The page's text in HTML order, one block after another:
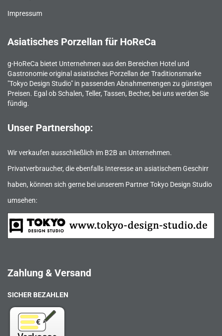
Impressum
Asiatisches Porzellan für HoReCa
g-HoReCa bietet Unternehmen aus den Bereichen Hotel und
Gastronomie original asiatisches Porzellan der Traditionsmarke
"Tokyo Design Studio" in passenden Abnahmemengen zu günstigen
Preisen. Egal ob Schalen, Teller, Tassen, Becher, bei uns werden Sie
fündig.
Unser Partnershop:
Wir verkaufen ausschließlich im B2B an Unternehmen.
Privatverbraucher, die ebenfalls Interesse an asiatischem Geschirr
haben, können sich gerne bei unserem Partner Tokyo Design Studio
umsehen:
Zahlung & Versand
SICHER BEZAHLEN